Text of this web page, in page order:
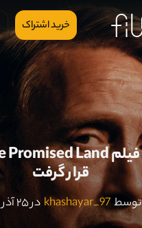
خرید اشتراک
قرار گرفت
توسطkhashayar_97 در ۲۵ آذر ۱۴۰۲